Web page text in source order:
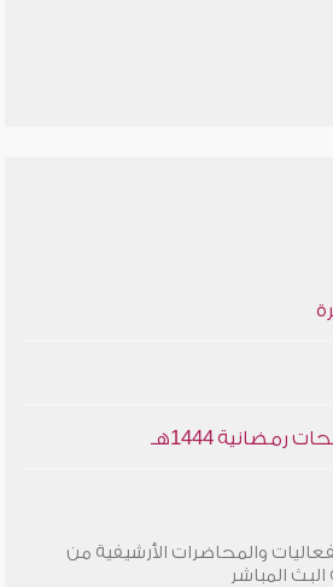
1444هـ
والمحاضرات الأرشيفية من
المباشر